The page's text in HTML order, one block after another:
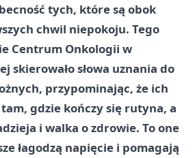
tych, które są obok
chwil niepokoju. Tego
Centrum Onkologii w
skierowało słowa uznania do
przypominając, że ich
gdzie kończy się rutyna, a
i walka o zdrowie. To one
łagodzą napięcie i pomagają